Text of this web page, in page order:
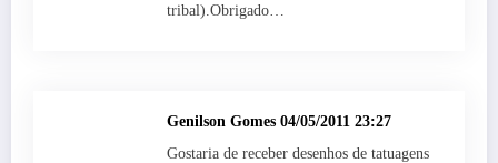
tribal).Obrigado…
Genilson Gomes 04/05/2011 23:27
Gostaria de receber desenhos de tatuagens